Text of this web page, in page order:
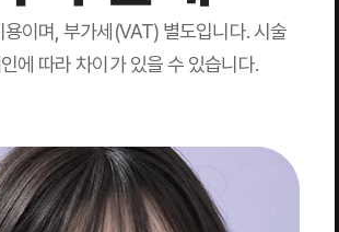
용이며, 부가세(VAT) 별도입니다. 시술
에 따라 차이가 있을 수 있습니다.